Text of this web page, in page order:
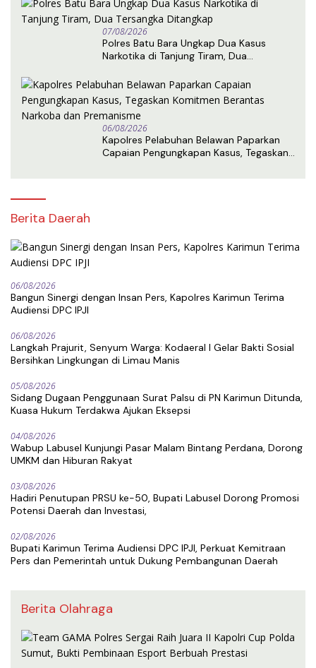
07/08/2026
Polres Batu Bara Ungkap Dua Kasus
Narkotika di Tanjung Tiram, Dua
06/08/2026
Kapolres Pelabuhan Belawan Paparkan
Capaian Pengungkapan Kasus, Tegaskan
Berita Daerah
06/08/2026
Bangun Sinergi dengan Insan Pers, Kapolres Karimun Terima
Audiensi DPC IPJI
06/08/2026
Langkah Prajurit, Senyum Warga: Kodaeral I Gelar Bakti Sosial
Bersihkan Lingkungan di Limau Manis
05/08/2026
Sidang Dugaan Penggunaan Surat Palsu di PN Karimun Ditunda,
Kuasa Hukum Terdakwa Ajukan Eksepsi
04/08/2026
Wabup Labusel Kunjungi Pasar Malam Bintang Perdana, Dorong
UMKM dan Hiburan Rakyat
03/08/2026
Hadiri Penutupan PRSU ke-50, Bupati Labusel Dorong Promosi
Potensi Daerah dan Investasi,
02/08/2026
Bupati Karimun Terima Audiensi DPC IPJI, Perkuat Kemitraan
Pers dan Pemerintah untuk Dukung Pembangunan Daerah
Berita Olahraga